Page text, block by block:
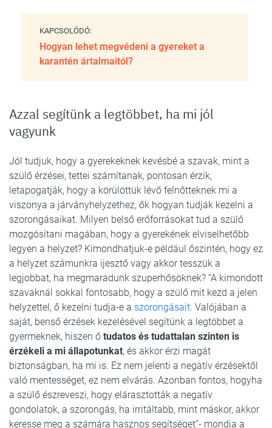
KAPCSOLÓDÓ:
Hogyan lehet megvédeni a gyereket a
karantén ártalmaitól?
Azzal segítünk a legtöbbet, ha mi jól
vagyunk
Jól tudjuk, hogy a gyerekeknek kevésbé a szavak, mint a
szülő érzései, tettei számítanak, pontosan érzik,
letapogatják, hogy a körülöttük lévő felnőtteknek mi a
viszonya a járványhelyzethez, ők hogyan tudják kezelni a
szorongásaikat. Milyen belső erőforrásokat tud a szülő
mozgósítani magában, hogy a gyerekének elviselhetőbb
legyen a helyzet? Kimondhatjuk-e például őszintén, hogy ez
a helyzet számunkra ijesztő vagy akkor tesszük a
legjobbat, ha megmaradunk szuperhősöknek? “A kimondott
szavaknál sokkal fontosabb, hogy a szülő mit kezd a jelen
helyzettel, ő kezelni tudja-e a szorongásait. Valójában a
saját, benső érzések kezelésével segítünk a legtöbbet a
gyermeknek, hiszen ő tudatos és tudattalan szinten is
érzékeli a mi állapotunkat, és akkor érzi magát
biztonságban, ha mi is. Ez nem jelenti a negatív érzésektől
való mentességet, ez nem elvárás. Azonban fontos, hogyha
a szülő észreveszi, hogy elárasztották a negatív
gondolatok, a szorongás, ha irritáltabb, mint máskor, akkor
keresse meg a számára hasznos segítséget”- mondja a